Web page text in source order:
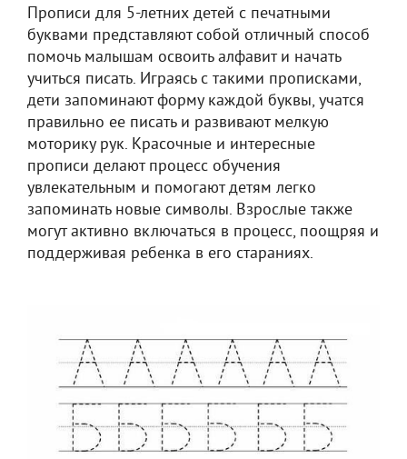
Прописи для 5-летних детей с печатными
буквами представляют собой отличный способ
помочь малышам освоить алфавит и начать
учиться писать. Играясь с такими прописками,
дети запоминают форму каждой буквы, учатся
правильно ее писать и развивают мелкую
моторику рук. Красочные и интересные
прописи делают процесс обучения
увлекательным и помогают детям легко
запоминать новые символы. Взрослые также
могут активно включаться в процесс, поощряя и
поддерживая ребенка в его стараниях.